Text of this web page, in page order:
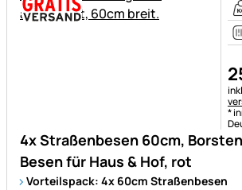
4x Straßenbesen 60cm,
Besen für Haus & Hof, rot
Vorteilspack: 4x 60cm Straßenbesen
*